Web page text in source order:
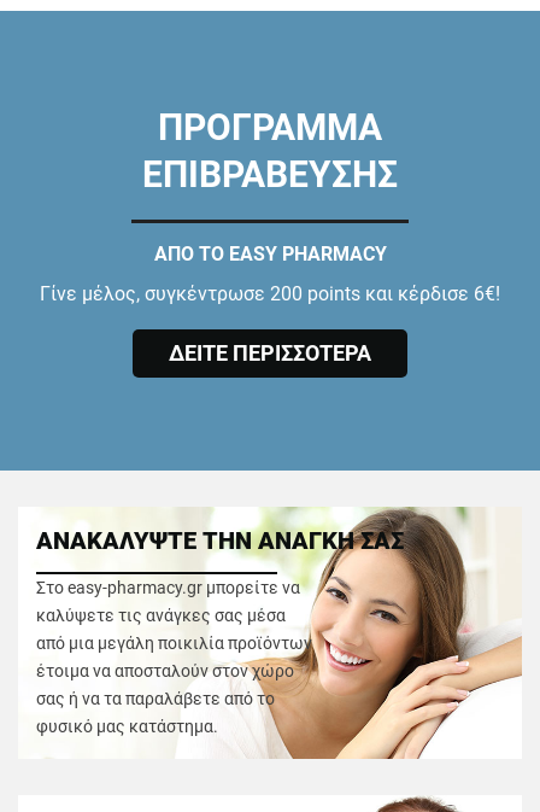
ΠΡΟΓΡΑΜΜΑ
ΕΠΙΒΡΑΒΕΥΣΗΣ
ΑΠΟ ΤΟ EASY PHARMACY
Γίνε μέλος, συγκέντρωσε 200 points και κέρδισε 6€!
ΔΕΙΤΕ ΠΕΡΙΣΣΟΤΕΡΑ
ΑΝΑΚΑΛΥΨΤΕ ΤΗΝ ΑΝΑΓΚΗ ΣΑΣ
Στο easy-pharmacy.gr μπορείτε να
καλύψετε τις ανάγκες σας μέσα
από μια μεγάλη ποικιλία προϊόντων
έτοιμα να αποσταλούν στον χώρο
σας ή να τα παραλάβετε από το
φυσικό μας κατάστημα.